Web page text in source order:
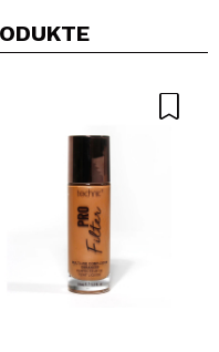
teilen
Ja